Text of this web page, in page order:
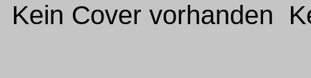
Kein Cover vorhanden